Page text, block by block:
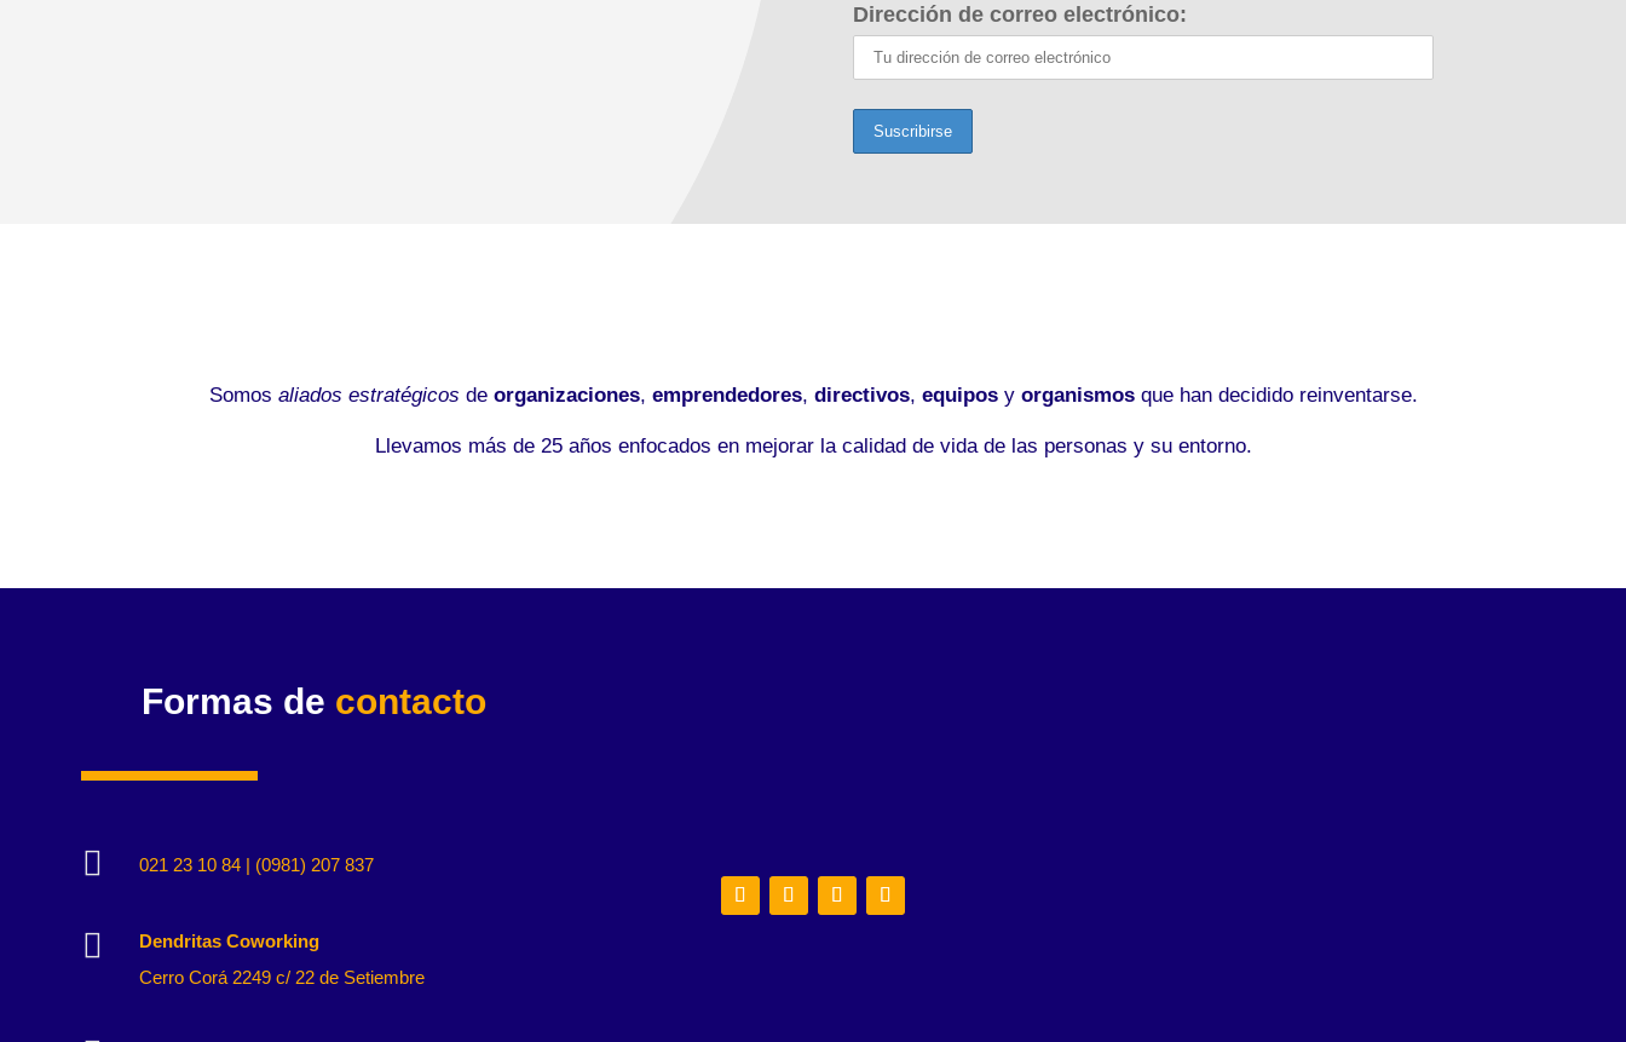
Dirección de correo electrónico:
Somos aliados estratégicos de organizaciones, emprendedores, directivos, equiposy organismosque han decidido reinventarse.
Llevamos más de 25 años enfocados en mejorar la calidad de vida de las personas y su entorno.
Formas de contacto
 021 23 10 84 | (0981) 207 837

Dendritas Coworking
Cerro Corá 2249 c/ 22 de Setiembre